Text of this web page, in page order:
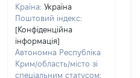
Країна: Україна
Поштовий індекс:
[Конфіденційна
інформація]
Автономна Республіка
Крим/область/місто зі
спеціальним статусом: